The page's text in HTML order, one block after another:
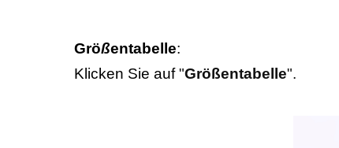
Größentabelle:
Klicken Sie auf"Größentabelle".